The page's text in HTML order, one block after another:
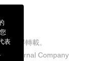
表不得轉載。
Journal Company